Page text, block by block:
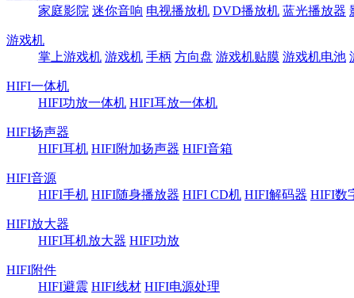
家庭影院 迷你音响 电视播放机 DVD播放机 蓝光播放器
游戏机
掌上游戏机 游戏机 手柄 方向盘 游戏机贴膜 游戏机电池
HIFI一体机
HIFI功放一体机 HIFI耳放一体机
HIFI扬声器
HIFI耳机 HIFI附加扬声器 HIFI音箱
HIFI音源
HIFI手机 HIFI随身播放器 HIFI CD机 HIFI解码器 HIFI数
HIFI放大器
HIFI耳机放大器 HIFI功放
HIFI附件
HIFI避震 HIFI线材 HIFI电源处理